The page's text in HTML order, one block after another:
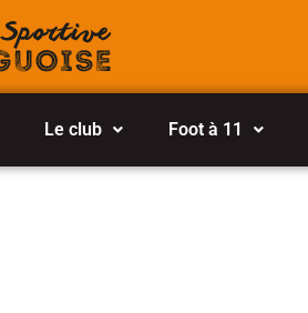
Le club Foot à 11